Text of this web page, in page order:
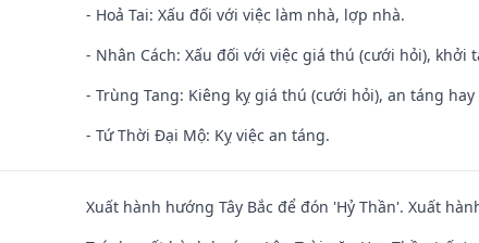
- Hoả Tai: Xấu đối với việc làm nhà, lợp nhà.
- Nhân Cách: Xấu đối với việc giá thú (cưới hỏi), khởi
- Trùng Tang: Kiêng kỵ giá thú (cưới hỏi), an táng
- Tứ Thời Đại Mộ: Kỵ việc an táng.
Xuất hành hướng Tây Bắc để đón 'Hỷ Thần'. Xuất